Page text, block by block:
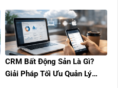
CRM Bất Động Sản Là Gì?
Giải Pháp Tối Ưu Quản Lý